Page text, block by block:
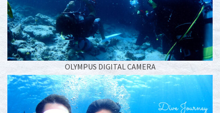
OLYMPUS DIGITAL CAMERA